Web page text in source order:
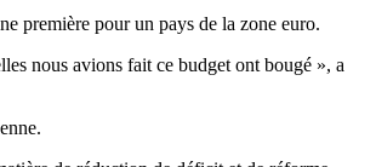
première pour un pays de la zone euro.
nous avions fait ce budget ont bougé », a